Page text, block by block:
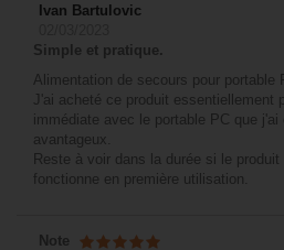
Ivan Bartulovic
Simple et pratique.
Alimentation de secours pour portable
J'ai acheté ce produit essentiellement
immédiate avec le portable PC que j'ai
avantageux.
Reste à voir dans la durée si le
fonctionne en première utilisation.
Note